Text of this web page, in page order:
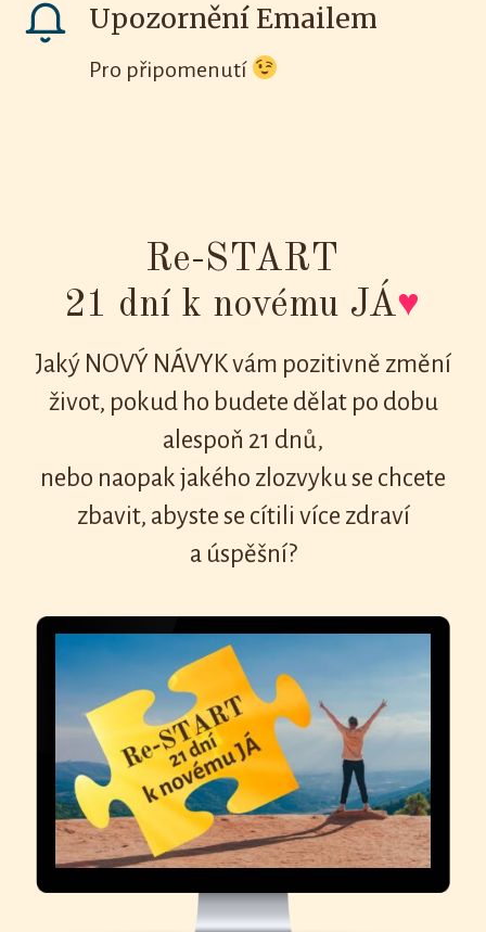
Upozornění Emailem
Pro připomenutí
Re-START
21 dní k novému JÁ♥
Jaký NOVÝ NÁVYK vám pozitivně změní
život, pokud ho budete dělat po dobu
alespoň 21 dnů,
nebo naopak jakého zlozvyku se chcete
zbavit, abyste se cítili více zdraví
a úspěšní?